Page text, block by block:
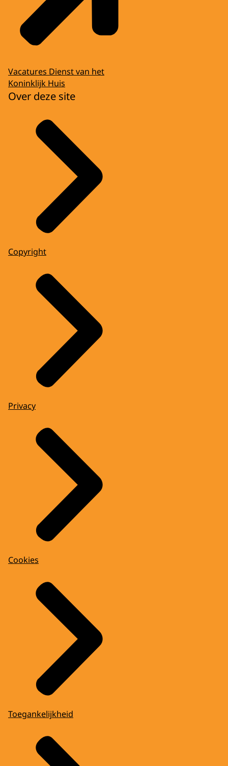
Vacatures Dienst van het
Koninklijk Huis
Over deze site
Copyright
Privacy
Cookies
Toegankelijkheid